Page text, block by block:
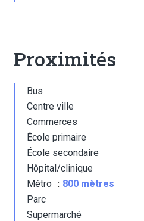
Proximités
Bus
Centre ville
Commerces
École primaire
École secondaire
Hôpital/clinique
Métro
800 mètres
Parc
Supermarché